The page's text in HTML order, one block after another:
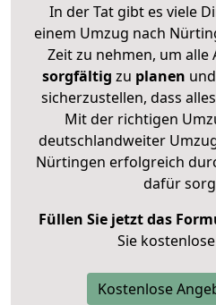
In der Tat gibt es viele
einem Umzug nach
Zeit zu nehmen, um alle
sorgfältig zu planen
sicherzustellen, dass
Mit der richtigen
deutschlandweiter
Nürtingen erfolgreich
dafür
Füllen Sie jetzt das
Sie
Kostenlose